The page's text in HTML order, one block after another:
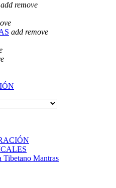
add remove
add remove
Mantras